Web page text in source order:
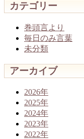
カテゴリー
巻頭言より
毎日のみ言葉
未分類
アーカイブ
2026年
2025年
2024年
2023年
2022年